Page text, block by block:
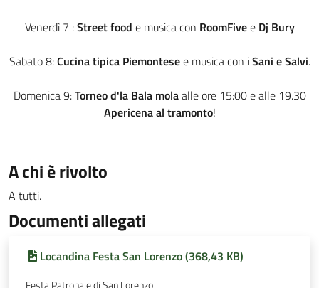
Venerdì 7 :Street food e musica con RoomFivee Dj Bury
Sabato 8:Cucina tipica Piemontesee musica con iSani e Salvi.
Domenica 9:Torneo d'la Bala molaalle ore 15:00 e alle 19.30
Apericena al tramonto!
A chi è rivolto
A tutti.
Documenti allegati
Locandina Festa San Lorenzo (368,43 KB)